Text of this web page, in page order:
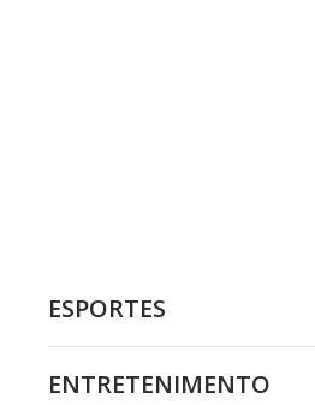
ESPORTES
ENTRETENIMENTO